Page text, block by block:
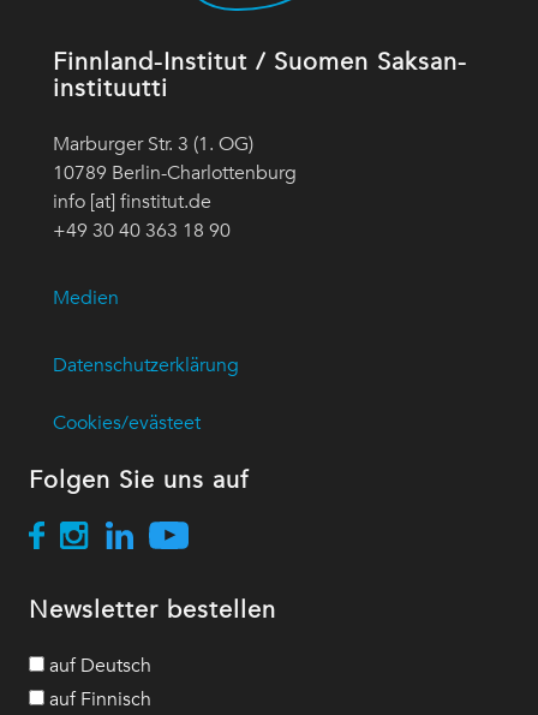
Finnland-Institut / Suomen Saksan-
instituutti
Marburger Str. 3 (1. OG)
10789 Berlin-Charlottenburg
info [at] finstitut.de
+49 30 40 363 18 90
Medien
Datenschutzerklärung
Cookies/evästeet
Folgen Sie uns auf
Newsletter bestellen
auf Deutsch
auf Finnisch